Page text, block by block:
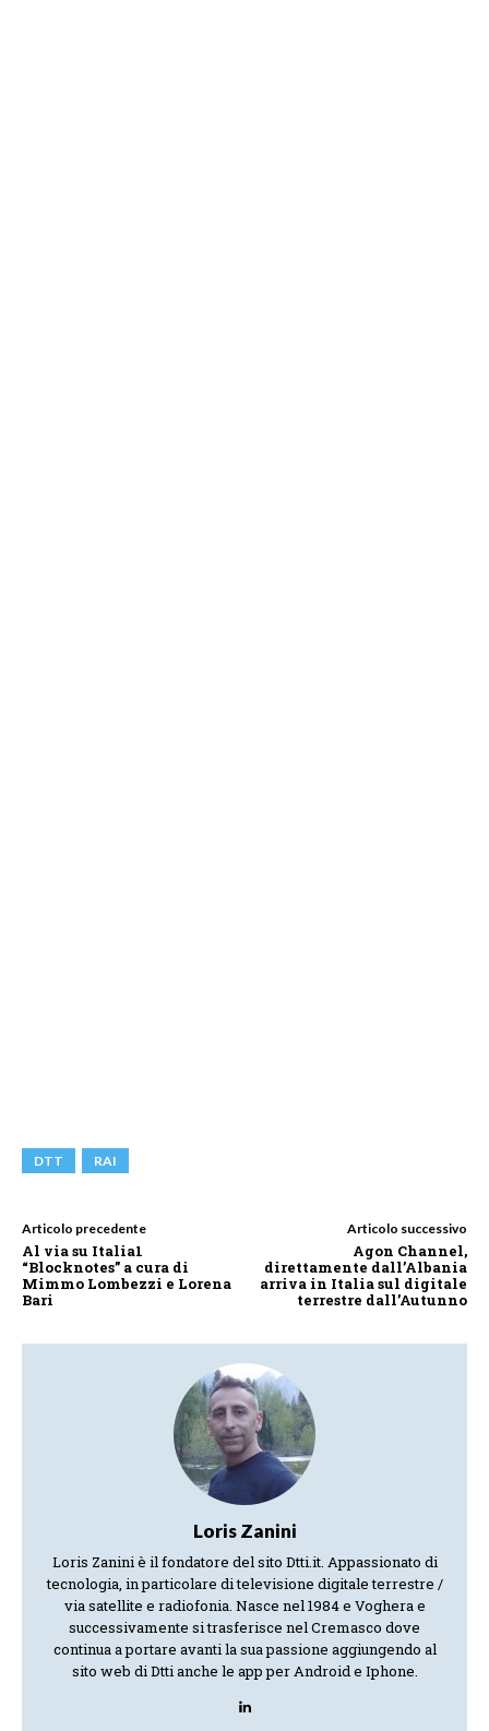
DTT RAI
Articolo precedente
Al via su Italia1
“Blocknotes” a cura di
Mimmo Lombezzi e Lorena
Bari
Articolo successivo
Agon Channel,
direttamente dall’Albania
arriva in Italia sul digitale
terrestre dall’Autunno
Loris Zanini
Loris Zanini è il fondatore del sito Dtti.it. Appassionato di
tecnologia, in particolare di televisione digitale terrestre /
via satellite e radiofonia. Nasce nel 1984 e Voghera e
successivamente si trasferisce nel Cremasco dove
continua a portare avanti la sua passione aggiungendo al
sito web di Dtti anche le app per Android e Iphone.